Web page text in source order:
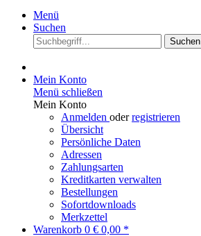
Menü
Suchen
Suchen
Mein Konto
Menü schließen
Mein Konto
Anmelden oderregistrieren
Übersicht
Persönliche Daten
Adressen
Zahlungsarten
Kreditkarten verwalten
Bestellungen
Sofortdownloads
Merkzettel
Warenkorb 0 € 0,00 *